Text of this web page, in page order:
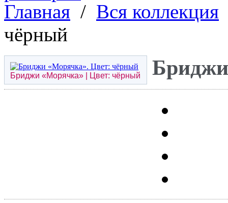
Главная / Вся коллекция
чёрный
Бриджи «Морячка» | Цвет: чёрный